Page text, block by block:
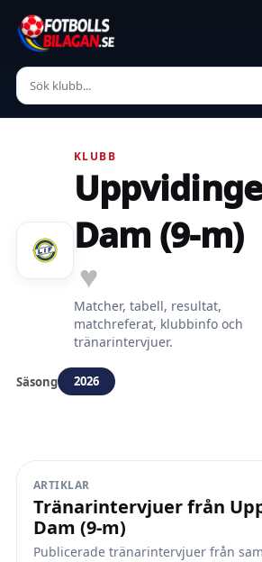
KLUBB
Uppvidinge
Dam (9-m)
♥
Matcher, tabell, resultat,
matchreferat, klubbinfo och
tränarintervjuer.
Säsong 2026
ARTIKLAR
Tränarintervjuer från
Dam (9-m)
Publicerade tränarintervjuer från